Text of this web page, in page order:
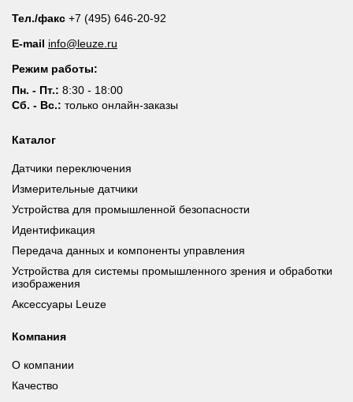
Тел./факс +7 (495) 646-20-92
E-mail info@leuze.ru
Режим работы:
Пн. - Пт.: 8:30 - 18:00
Сб. - Вс.: только онлайн-заказы
Каталог
Датчики переключения
Измерительные датчики
Устройства для промышленной безопасности
Идентификация
Передача данных и компоненты управления
Устройства для системы промышленного зрения и обработки
изображения
Аксессуары Leuze
Компания
О компании
Качество